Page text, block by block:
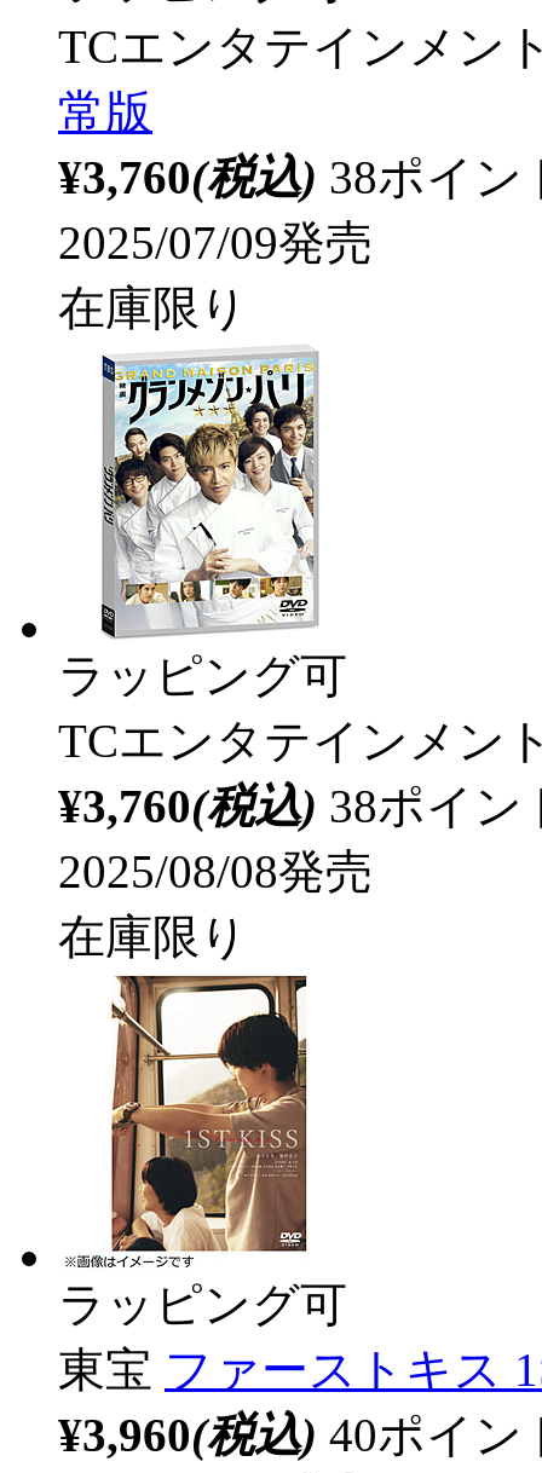
TCエンタテインメン
常版
¥3,760(税込) 38ポイ
2025/07/09発売
在庫限り
ラッピング可
TCエンタテインメン
¥3,760(税込) 38ポイ
2025/08/08発売
在庫限り
ラッピング可
東宝 ファーストキス
¥3,960(税込) 40ポイ